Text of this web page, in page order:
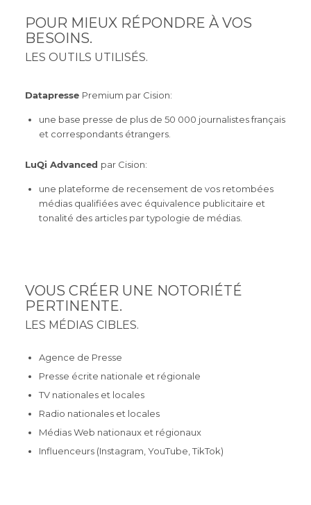
POUR MIEUX RÉPONDRE À VOS
BESOINS.
LES OUTILS UTILISÉS.
Datapresse Premium par Cision:
une base presse de plus de 50 000 journalistes français
et correspondants étrangers.
LuQi Advanced par Cision:
une plateforme de recensement de vos retombées
médias qualifiées avec équivalence publicitaire et
tonalité des articles par typologie de médias.
VOUS CRÉER UNE NOTORIÉTÉ
PERTINENTE.
LES MÉDIAS CIBLES.
Agence de Presse
Presse écrite nationale et régionale
TV nationales et locales
Radio nationales et locales
Médias Web nationaux et régionaux
Influenceurs (Instagram, YouTube, TikTok)